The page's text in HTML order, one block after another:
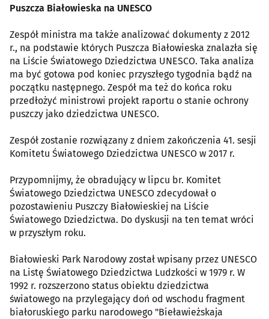
Puszcza Białowieska na UNESCO
Zespół ministra ma także analizować dokumenty z 2012
r., na podstawie których Puszcza Białowieska znalazła się
na Liście Światowego Dziedzictwa UNESCO. Taka analiza
ma być gotowa pod koniec przyszłego tygodnia bądź na
początku następnego. Zespół ma też do końca roku
przedłożyć ministrowi projekt raportu o stanie ochrony
puszczy jako dziedzictwa UNESCO.
Zespół zostanie rozwiązany z dniem zakończenia 41. sesji
Komitetu Światowego Dziedzictwa UNESCO w 2017 r.
Przypomnijmy, że obradujący w lipcu br. Komitet
Światowego Dziedzictwa UNESCO zdecydował o
pozostawieniu Puszczy Białowieskiej na Liście
Światowego Dziedzictwa. Do dyskusji na ten temat wróci
w przyszłym roku.
Białowieski Park Narodowy został wpisany przez UNESCO
na Listę Światowego Dziedzictwa Ludzkości w 1979 r. W
1992 r. rozszerzono status obiektu dziedzictwa
światowego na przylegający doń od wschodu fragment
białoruskiego parku narodowego "Bieławieżskaja